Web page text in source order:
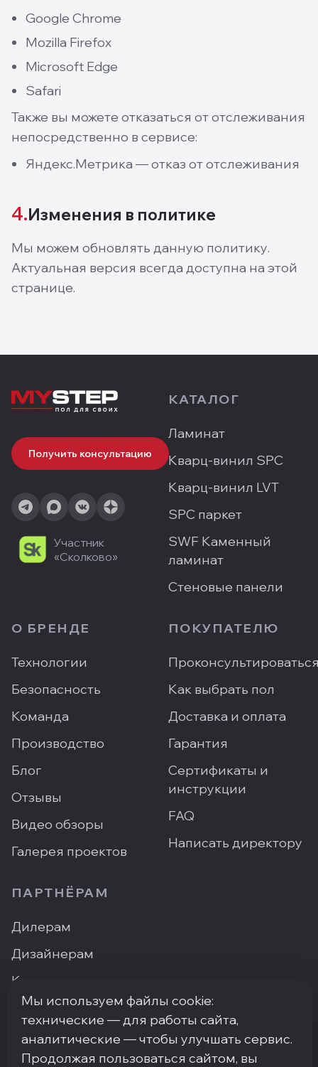
Google Chrome
Mozilla Firefox
Microsoft Edge
Safari
Также вы можете отказаться от отслеживания
непосредственно в сервисе:
Яндекс.Метрика — отказ от отслеживания
4.Изменения в политике
Мы можем обновлять данную политику.
Актуальная версия всегда доступна на этой
странице.
Получить консультацию
Участник
«Сколково»
КАТАЛОГ
Ламинат
Кварц-винил SPC
Кварц-винил LVT
SPC паркет
SWF Каменный
ламинат
Стеновые панели
О БРЕНДЕ
Технологии
Безопасность
Команда
Производство
Блог
Отзывы
Видео обзоры
Галерея проектов
ПОКУПАТЕЛЮ
Как выбрать пол
Доставка и оплата
Гарантия
Сертификаты и
инструкции
FAQ
Написать директору
ПАРТНЁРАМ
Дилерам
Дизайнерам
Контакты
Где купить
Мы используем файлы cookie:
технические — для работы сайта,
аналитические — чтобы улучшать сервис.
Продолжая пользоваться сайтом, вы